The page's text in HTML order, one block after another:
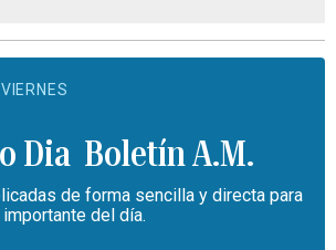
Boletín A.M.
de forma sencilla y directa para
del día.